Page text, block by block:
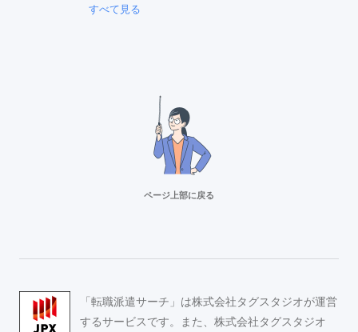
事務求人が豊富！
すべて見る
ページ上部に戻る
「転職派遣サーチ」は株式会社タグスタジオが運営
するサービスです。また、株式会社タグスタジオ